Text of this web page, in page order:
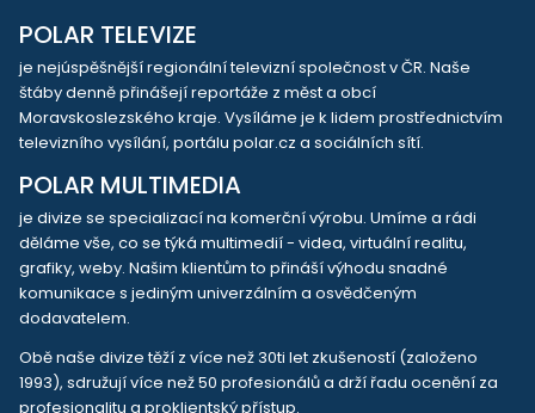
POLAR TELEVIZE
je nejúspěšnější regionální televizní společnost v ČR. Naše
štáby denně přinášejí reportáže z měst a obcí
Moravskoslezského kraje. Vysíláme je k lidem prostřednictvím
televizního vysílání, portálu polar.cz a sociálních sítí.
POLAR MULTIMEDIA
je divize se specializací na komerční výrobu. Umíme a rádi
děláme vše, co se týká multimedií - videa, virtuální realitu,
grafiky, weby. Našim klientům to přináší výhodu snadné
komunikace s jediným univerzálním a osvědčeným
dodavatelem.
Obě naše divize těží z více než 30ti let zkušeností (založeno
1993), sdružují více než 50 profesionálů a drží řadu ocenění za
profesionalitu a proklientský přístup.